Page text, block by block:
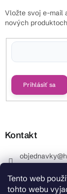
Tento web
tohto webu
Vložte svoj e-mail
nových
Prihlásiť sa
Kontakt
objednavky@
_Info
8.00 hod. do